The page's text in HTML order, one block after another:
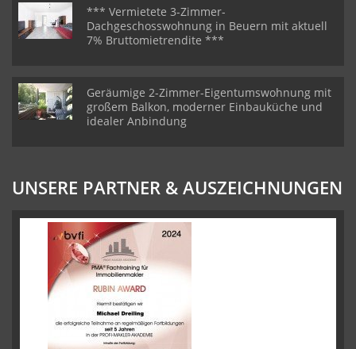
*** Vermietete 3-Zimmer-
Dachgeschosswohnung in Beuern mit aktuell
7% Bruttomietrendite ***
Geräumige 2-Zimmer-Eigentumswohnung mit
großem Balkon, moderner Einbauküche und
idealer Anbindung
UNSERE PARTNER & AUSZEICHNUNGEN